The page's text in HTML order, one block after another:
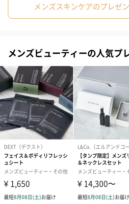
加圧されている製品のため、下記の注
③使い切って捨てること。
窒素ガス使用
オガワナツミさんコラボ 限定巾着
オガワナツミさんにイラストを描き下
ックコットン製ギフトパッケージに包
出張の際の小物入れなどにご活用くださ
【イラストレーター オガワナツミ】
イラストレーター。1993年、新潟県生
メンズスキンケアのプレゼ
メンズビューティーの人気プ